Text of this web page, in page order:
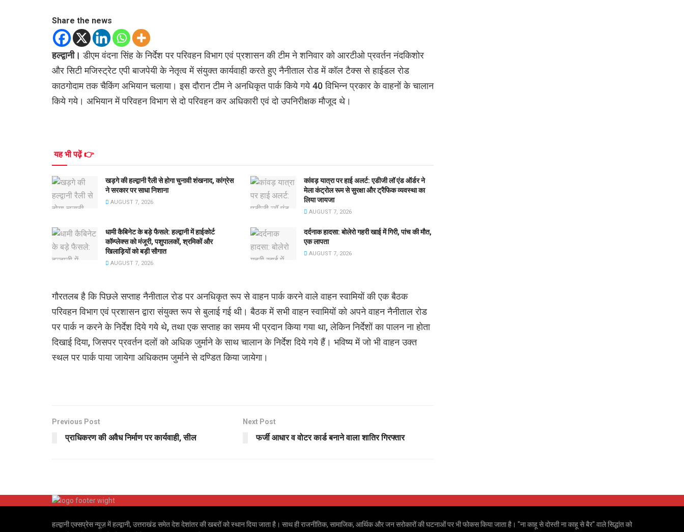
Share the news
हल्द्वानी।डीएम वंदना सिंह के निर्देश पर परिवहन विभाग एवं प्रशासन की टीम ने शनिवार को आरटीओ प्रवर्तन नंदकिशोर
और सिटी मजिस्ट्रेट एपी बाजपेयी के नेतृत्व में संयुक्त कार्यवाही करते हुए नैनीताल रोड में कॉल टैक्स से हाईडल रोड
काठगोदाम तक चैकिंग अभियान चलाया। इस दौरान टीम ने अनधिकृत पार्क किये गये 40 विभिन्न प्रकार के वाहनों के चालान
किये गये। अभियान में परिवहन विभाग से दो परिवहन कर अधिकारी एवं दो उपनिरीक्षक मौजूद थे।
यह भी पढ़ें 👉
खड़गे की हल्द्वानी रैली से होगा चुनावी शंखनाद, कांग्रेस
ने सरकार पर साधा निशाना
AUGUST 7, 2026
कांवड़ यात्रा पर हाई अलर्ट: एडीजी लॉ एंड ऑर्डर ने
मेला कंट्रोल रूम से सुरक्षा और ट्रैफिक व्यवस्था का
लिया जायजा
AUGUST 7, 2026
धामी कैबिनेट के बड़े फैसले: हल्द्वानी में हाईकोर्ट
कॉम्प्लेक्स को मंजूरी, पशुपालकों, श्रमिकों और
खिलाड़ियों को बड़ी सौगात
AUGUST 7, 2026
दर्दनाक हादसा: बोलेरो गहरी खाई में गिरी, पांच की मौत,
एक लापता
AUGUST 7, 2026
गौरतलब है कि पिछले सप्ताह नैनीताल रोड पर अनधिकृत रूप से वाहन पार्क करने वाले वाहन स्वामियों की एक बैठक
परिवहन विभाग एवं प्रशासन द्वारा संयुक्त रूप से बुलाई गई थी। बैठक में सभी वाहन स्वामियों को अपने वाहन नैनीताल रोड
पर पार्क न करने के निर्देश दिये गये थे, तथा एक सप्ताह का समय भी प्रदान किया गया था, लेकिन निर्देशों का पालन ना होता
दिखाई दिया, जिसपर प्रवर्तन दलों को अधिक जुर्माने के साथ चालान के निर्देश दिये गये हैं। भविष्य में जो भी वाहन उक्त
स्थल पर पार्क पाया जायेगा अधिकतम जुर्माने से दण्डित किया जायेगा।
Previous Post
प्राधिकरण की अवैध निर्माण पर कार्यवाही, सील
Next Post
फर्जी आधार व वोटर कार्ड बनाने वाला शातिर गिरफ्तार
हल्द्वानी एक्सप्रेस न्यूज़ में हल्द्वानी, उत्तराखंड समेत देश देशांतर की खबरों को स्थान दिया जाता है। साथ ही राजनीतिक, सामाजिक, आर्थिक और जन सरोकारों की घटनाओं पर भी फोकस किया जाता है। "ना काहू से दोस्ती ना काहू से बैर" वाले सिद्धांत को